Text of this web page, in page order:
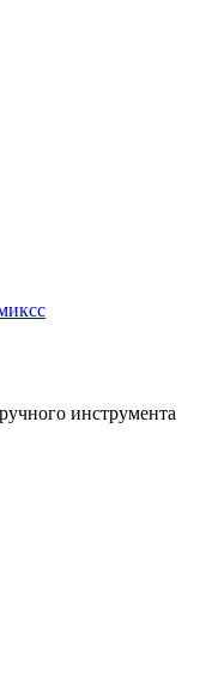
инструмента